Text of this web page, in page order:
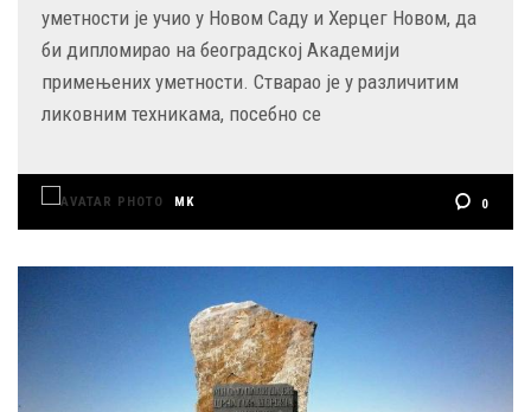
уметности је учио у Новом Саду и Херцег Новом, да
би дипломирао на београдској Академији
примењених уметности. Стварао је у различитим
ликовним техникама, посебно се
MK 0